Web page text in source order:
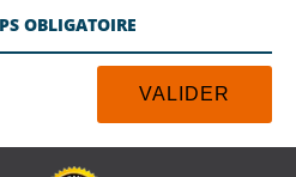
OBLIGATOIRE